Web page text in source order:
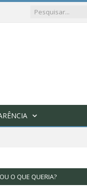
O QUE QUERIA?